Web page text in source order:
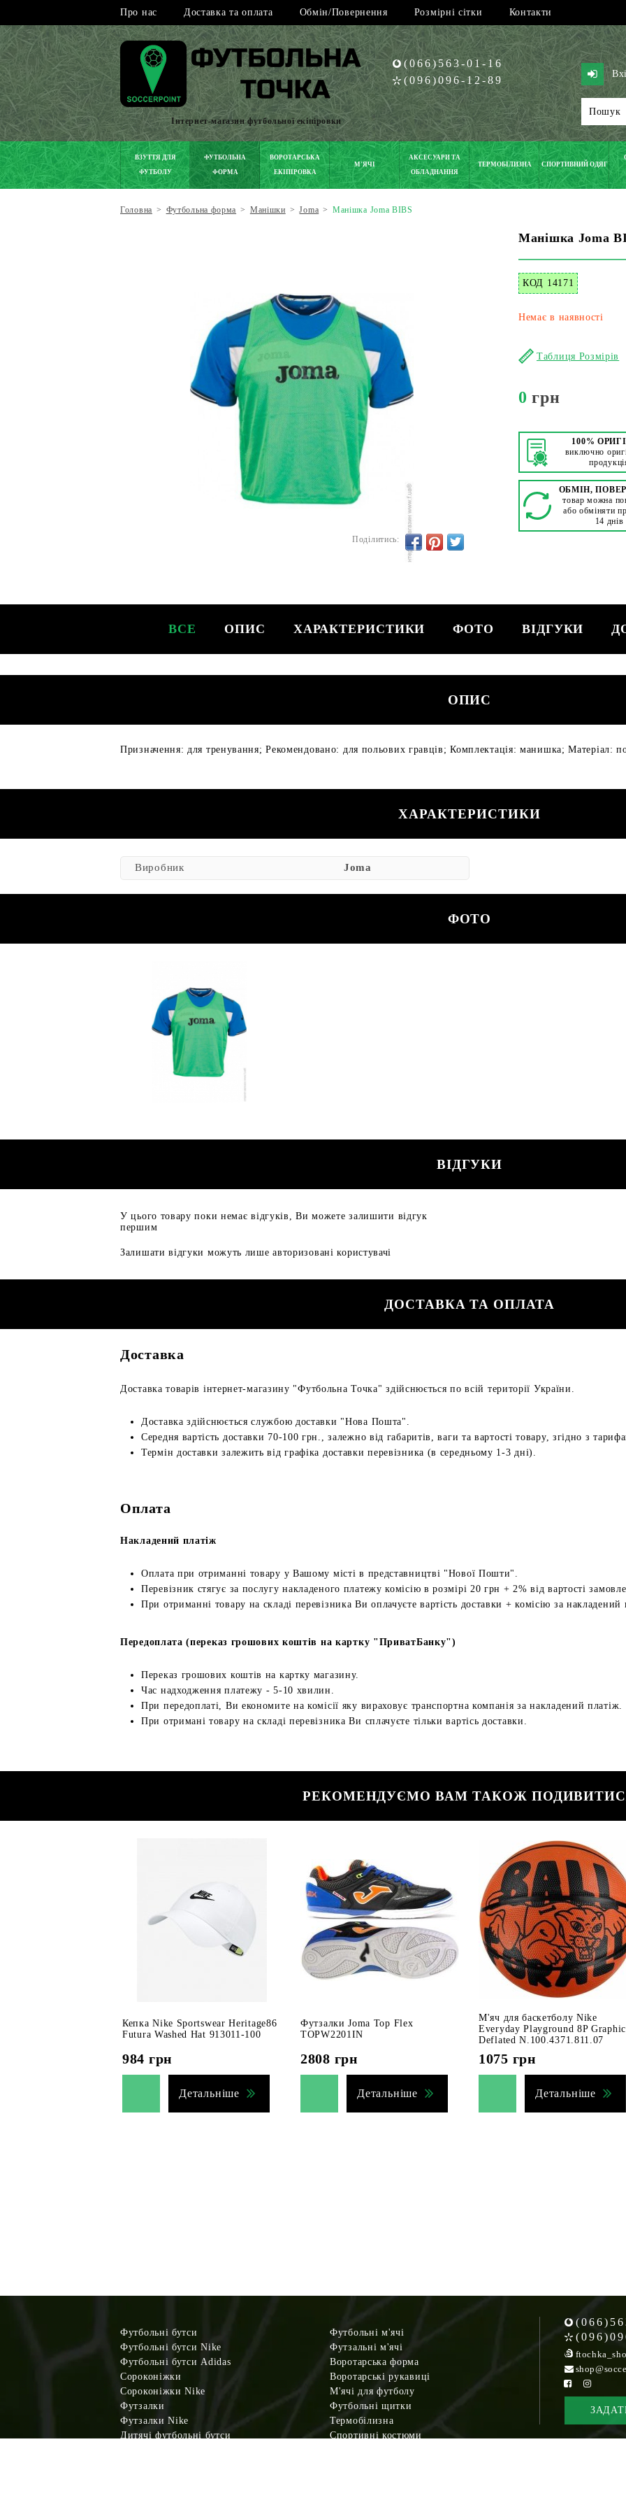
Про нас Доставка та оплата Обмін/Повернення Розмірні сітки Контакти
Інтернет-магазин футбольної екіпіровки
(066)563-01-16
(096)096-12-89
ВЗУТТЯ ДЛЯ
ФУТБОЛУ
ФУТБОЛЬНА
ФОРМА
ВОРОТАРСЬКА
ЕКІПІРОВКА
М'ЯЧІ
АКСЕСУАРИ ТА
ОБЛАДНАННЯ
ТЕРМОБІЛИЗНА СПОРТИВНИЙ ОДЯГ
Головна > Футбольна форма > Манішки > Joma > Манішка Joma BIBS
Манішка Joma
КОД 14171
Поділитись:
Немає в наявності
Таблиця Розмірів
0 грн
100%
виключно
ОБМІН,
товар можна
або обміняти
14 днів
ВСЕ ОПИС ХАРАКТЕРИСТИКИ ФОТО ВІДГУКИ
ОПИС
Призначення: для тренування; Рекомендовано: для польових гравців; Комплектація: манишка; Матеріал:
ХАРАКТЕРИСТИКИ
Виробник Joma
ФОТО
ВІДГУКИ
У цього товару поки немає відгуків, Ви можете залишити відгук
першим
Залишати відгуки можуть лише авторизовані користувачі
ДОСТАВКА ТА ОПЛАТА
Доставка
Доставка товарів інтернет-магазину "Футбольна Точка" здійснюється по всій території України.
Доставка здійснюється службою доставки "Нова Пошта".
Середня вартість доставки 70-100 грн., залежно від габаритів, ваги та вартості товару, згідно з
Термін доставки залежить від графіка доставки перевізника (в середньому 1-3 дні).
Оплата
Накладений платіж
Оплата при отриманні товару у Вашому місті в представництві "Нової Пошти".
Перевізник стягує за послугу накладеного платежу комісію в розмірі 20 грн + 2% від вартості
При отриманні товару на складі перевізника Ви оплачуєте вартість доставки + комісію за накладений
Передоплата (переказ грошових коштів на картку "ПриватБанку")
Переказ грошових коштів на картку магазину.
Час надходження платежу - 5-10 хвилин.
При передоплаті, Ви економите на комісії яку вираховує транспортна компанія за накладений платіж.
При отримані товару на складі перевізника Ви сплачуєте тільки вартісь доставки.
РЕКОМЕНДУЄМО ВАМ ТАКОЖ
Кепка Nike Sportswear Heritage86
Futura Washed Hat 913011-100
984 грн
Детальніше
Футзалки Joma Top Flex
TOPW2201IN
2808 грн
Детальніше
М'яч для баскетболу Nike
Everyday Playground 8P Graphic
Deflated N.100.4371.811.07
1075 грн
Детальніше
Футбольні бутси
Футбольні бутси Nike
Футбольні бутси Adidas
Сороконіжки
Сороконіжки Nike
Футзалки
Футзалки Nike
Дитячі футбольні бутси
Футбольні м'ячі
Футзальні м'ячі
Воротарська форма
Воротарські рукавиці
М'ячі для футболу
Футбольні щитки
Термобілизна
Спортивні костюми